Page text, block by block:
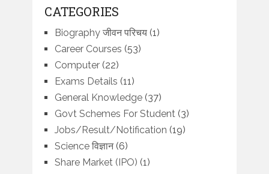
CATEGORIES
Biography जीवन परिचय(1)
Career Courses (53)
Computer(22)
Exams Details (11)
General Knowledge(37)
Govt Schemes For Student (3)
Jobs/Result/Notification (19)
Science विज्ञान(6)
Share Market (IPO) (1)